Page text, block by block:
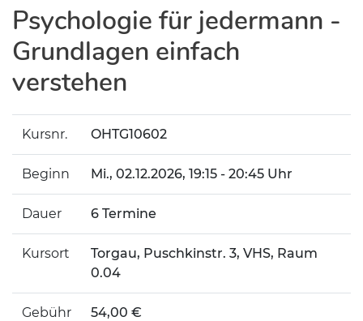
Psychologie für jedermann -
Grundlagen einfach
verstehen
Kursnr. OHTG10602
Beginn Mi., 02.12.2026, 19:15 - 20:45 Uhr
Dauer 6 Termine
Kursort
Torgau, Puschkinstr. 3, VHS, Raum
0.04
Gebühr 54,00 €